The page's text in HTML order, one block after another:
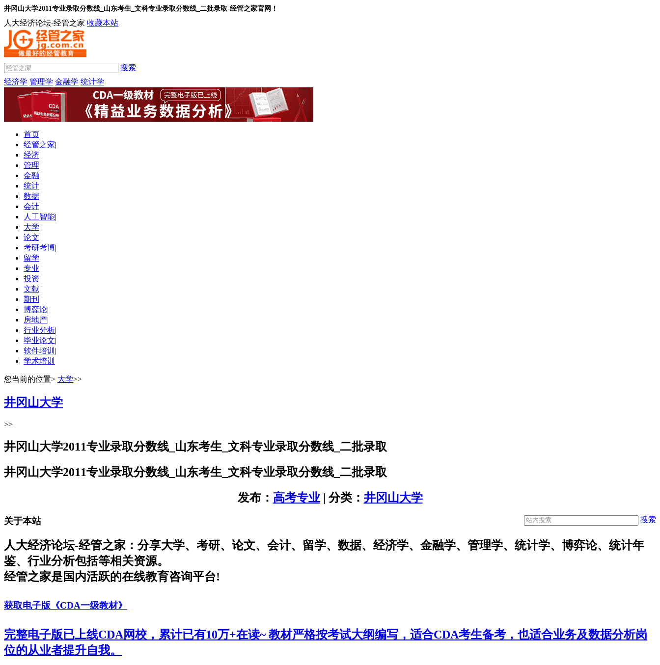
井冈山大学2011专业录取分数线_山东考生_文科专业录取分数线_二批录取-经管之家官网！
人大经济论坛-经管之家 收藏本站
搜索
经济学 管理学 金融学 统计学
首页|
经管之家|
经济|
管理|
金融|
统计|
数据|
会计|
人工智能|
大学|
论文|
考研考博|
留学|
专业|
投资|
文献|
期刊 |
博弈论|
房地产|
行业分析|
毕业论文|
软件培训 |
学术培训
您当前的位置> 大学>>
井冈山大学
>>
井冈山大学2011专业录取分数线_山东考生_文科专业录取分数线_二批录取
井冈山大学2011专业录取分数线_山东考生_文科专业录取分数线_二批录取
发布： 高考专业| 分类： 井冈山大学
搜索
关于本站
人大经济论坛-经管之家：分享大学、考研、论文、会计、留学、数据、经济学、金融学、管理学、统计学、博弈论、统计年
鉴、行业分析包括等相关资源。
经管之家是国内活跃的在线教育咨询平台!
获取电子版《CDA一级教材》
完整电子版已上线CDA网校，累计已有10万+在读~ 教材严格按考试大纲编写，适合CDA考生备考，也适合业务及数据分析岗
位的从业者提升自我。